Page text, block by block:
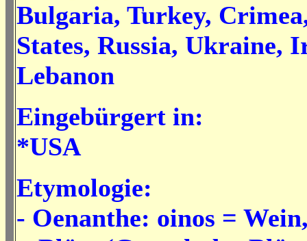
Bulgaria, Turkey,
States, Russia, Ukraine,
Lebanon
Eingebürgert in:
*USA
Etymologie:
- Oenanthe: oinos =